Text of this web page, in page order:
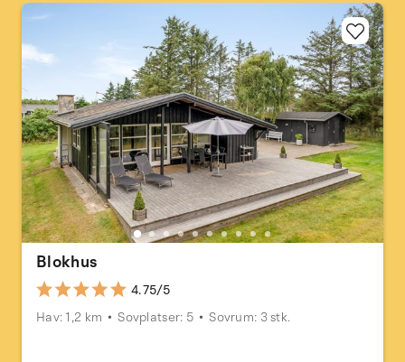
Blokhus
4.75/5
Hav: 1,2 km
Sovplatser: 5 Sovrum: 3 stk.